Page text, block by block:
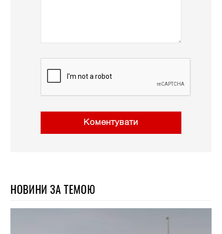
Коментувати
НОВИНИ ЗА ТЕМОЮ